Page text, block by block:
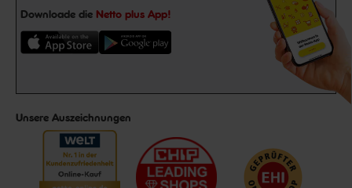
Downloade die Netto plus App!
Unsere Auszeichnungen